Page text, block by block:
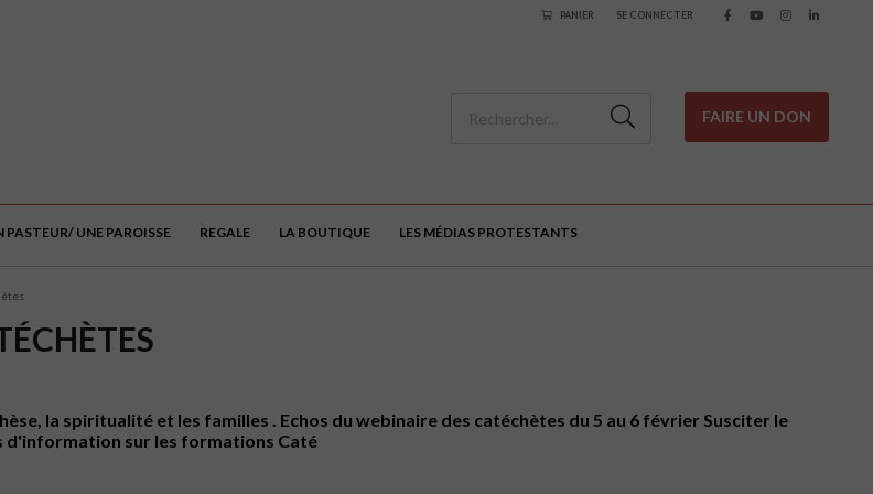
PANIER SE CONNECTER
FAIRE UN DON
PASTEUR/ UNE PAROISSE REGALE LA BOUTIQUE LES MÉDIAS PROTESTANTS
la spiritualité et les familles . Echos du webinaire des catéchètes du 5 au 6 février Susciter le
d'information sur les formations Caté